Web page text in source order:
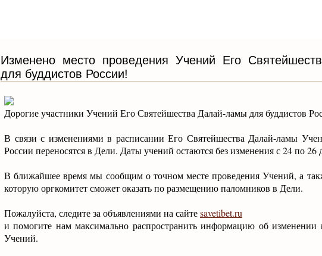
Изменено место проведения Учений Его
для буддистов России!
Дорогие участники Учений Его Святейшества Далай-ламы для буддистов
В связи с изменениями в расписании Его Святейшества Далай-ламы
России переносятся в Дели. Даты учений остаются без изменения с 24 по 26
В ближайшее время мы сообщим о точном месте проведения Учений, а
которую оргкомитет сможет оказать по размещению паломников в Дели.
Пожалуйста, следите за объявлениями на сайтеsavetibet.ru
и помогите нам максимально распространить информацию об изменении
Учений.